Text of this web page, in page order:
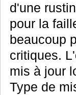
d'une
pour la
beaucoup
critiques.
mis à jour
Type de